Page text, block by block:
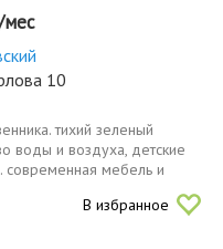
10
тихий зеленый
воды и воздуха, детские
современная мебель и
стиральная машина,
В избранное